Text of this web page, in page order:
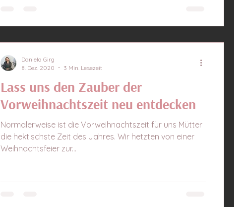
Lass uns den Zauber der
Vorweihnachtszeit neu entdecken
Normalerweise ist die Vorweihnachtszeit für uns Mütter
die hektischste Zeit des Jahres. Wir hetzten von einer
Weihnachtsfeier zur...
Daniela Girg
8. Dez. 2020
3 Min. Lesezeit